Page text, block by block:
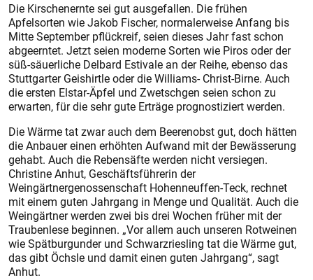
Die Kirschenernte sei gut ausgefallen. Die frühen
Apfelsorten wie Jakob Fischer, normalerweise Anfang bis
Mitte September pflückreif, seien dieses Jahr fast schon
abgeerntet. Jetzt seien moderne Sorten wie Piros oder der
süß-säuerliche Delbard Estivale an der Reihe, ebenso das
Stuttgarter Geishirtle oder die Williams- Christ-Birne. Auch
die ersten Elstar-Äpfel und Zwetschgen seien schon zu
erwarten, für die sehr gute Erträge prognostiziert werden.
Die Wärme tat zwar auch dem Beerenobst gut, doch hätten
die Anbauer einen erhöhten Aufwand mit der Bewässerung
gehabt. Auch die Rebensäfte werden nicht versiegen.
Christine Anhut, Geschäftsführerin der
Weingärtnergenossenschaft Hohenneuffen-Teck, rechnet
mit einem guten Jahrgang in Menge und Qualität. Auch die
Weingärtner werden zwei bis drei Wochen früher mit der
Traubenlese beginnen. „Vor allem auch unseren Rotweinen
wie Spätburgunder und Schwarzriesling tat die Wärme gut,
das gibt Öchsle und damit einen guten Jahrgang“, sagt
Anhut.